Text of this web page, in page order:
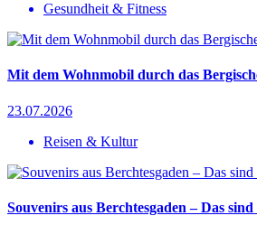
Gesundheit & Fitness
Mit dem Wohnmobil durch das
23.07.2026
Reisen & Kultur
Souvenirs aus Berchtesgaden – Das